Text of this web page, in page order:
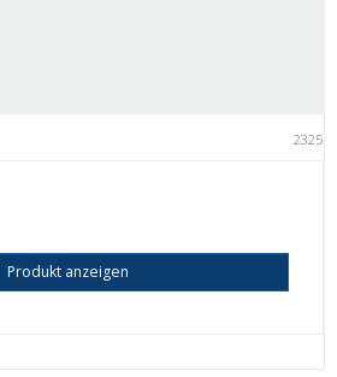
23251
Produkt anzeigen